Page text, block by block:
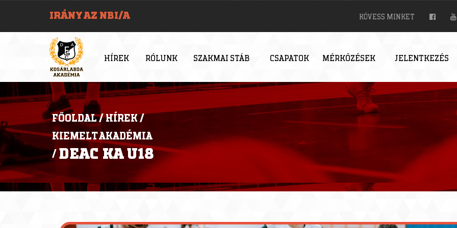
IRÁNY AZ NBI/A KÖVESS MINKET
HÍREK RÓLUNK SZAKMAI STÁB CSAPATOK MÉRKŐZÉSEK JELENTKEZÉS
FŐOLDAL / HÍREK /
KIEMELT AKADÉMIA
/ DEAC KA U18